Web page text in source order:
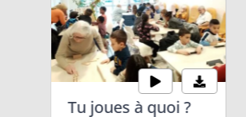
Tu joues à quoi ?